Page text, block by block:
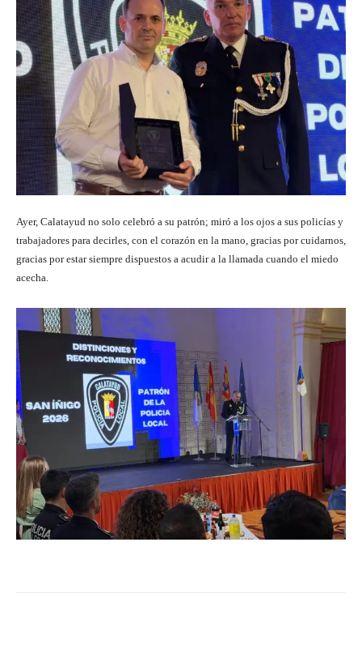
Ayer, Calatayud no solo celebró a su patrón; miró a los ojos a sus policías y
trabajadores para decirles, con el corazón en la mano, gracias por cuidarnos,
gracias por estar siempre dispuestos a acudir a la llamada cuando el miedo
acecha.